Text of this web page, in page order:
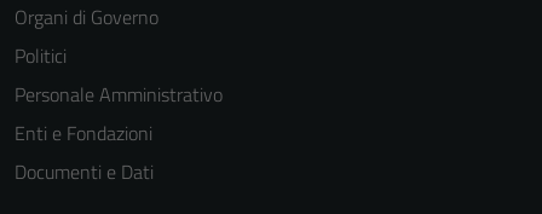
Organi di Governo
Politici
Personale Amministrativo
Enti e Fondazioni
Documenti e Dati